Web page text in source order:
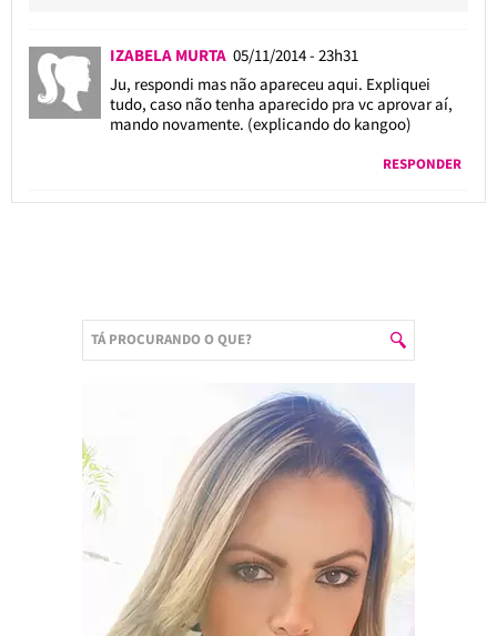
IZABELA MURTA 05/11/2014 - 23h31
Ju, respondi mas não apareceu aqui. Expliquei
tudo, caso não tenha aparecido pra vc aprovar aí,
mando novamente. (explicando do kangoo)
RESPONDER